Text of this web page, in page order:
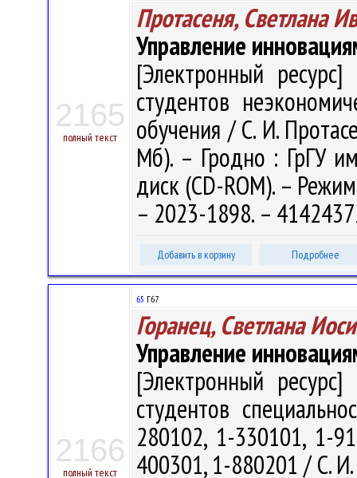
2165
полный текст
Протасеня, Светлана
Управление
[Электронный
студентов
обучения / С. И.
Мб). – Гродно : ГрГУ
диск (CD-ROM). –
– 2023-1898. –
Добавить в корзину Подробнее
2166
полный текст
65 Г67
Горанец, Светлана
Управление
[Электронный
студентов
280102, 1-330101, 1-
400301, 1-880201 / С. И.